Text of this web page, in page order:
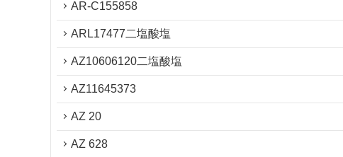
AR-C155858
ARL17477二塩酸塩
AZ10606120二塩酸塩
AZ11645373
AZ 20
AZ 628